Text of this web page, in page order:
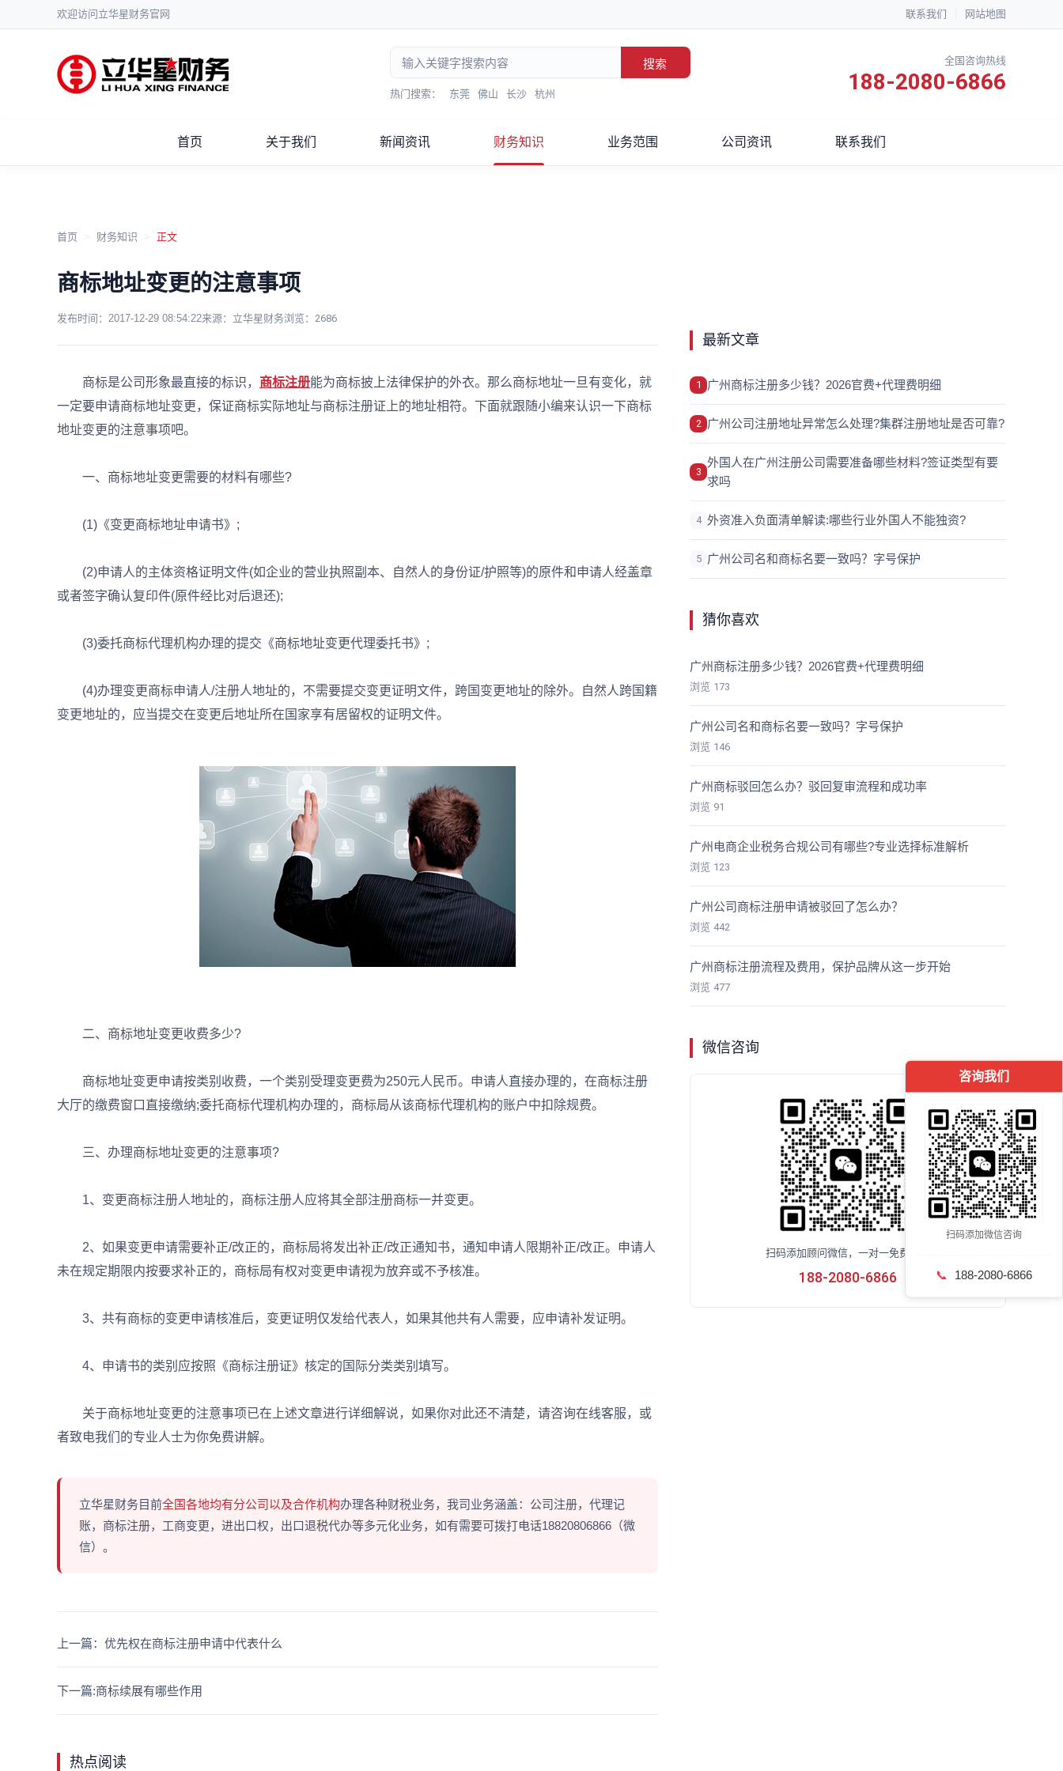
欢迎访问立华星财务官网 联系我们 网站地图
搜索
热门搜索： 东莞 佛山 长沙 杭州
全国咨询热线
188-2080-6866
首页 关于我们 新闻资讯 财务知识 业务范围 公司资讯 联系我们
首页 财务知识 正文
商标地址变更的注意事项
发布时间： 2017-12-29 08:54:22来源：立华星财务浏览： 2686
商标是公司形象最直接的标识， 商标注册能为商标披上法律保护的外衣。那么商标地址一旦有变化，就
一定要申请商标地址变更，保证商标实际地址与商标注册证上的地址相符。下面就跟随小编来认识一下商标
地址变更的注意事项吧。
一、商标地址变更需要的材料有哪些?
(1)《变更商标地址申请书》;
(2)申请人的主体资格证明文件(如企业的营业执照副本、自然人的身份证/护照等)的原件和申请人经盖章
或者签字确认复印件(原件经比对后退还);
(3)委托商标代理机构办理的提交《商标地址变更代理委托书》;
(4)办理变更商标申请人/注册人地址的，不需要提交变更证明文件，跨国变更地址的除外。自然人跨国籍
变更地址的，应当提交在变更后地址所在国家享有居留权的证明文件。
二、商标地址变更收费多少?
商标地址变更申请按类别收费，一个类别受理变更费为250元人民币。申请人直接办理的，在商标注册
大厅的缴费窗口直接缴纳;委托商标代理机构办理的，商标局从该商标代理机构的账户中扣除规费。
三、办理商标地址变更的注意事项?
1、变更商标注册人地址的，商标注册人应将其全部注册商标一并变更。
2、如果变更申请需要补正/改正的，商标局将发出补正/改正通知书，通知申请人限期补正/改正。申请人
未在规定期限内按要求补正的，商标局有权对变更申请视为放弃或不予核准。
3、共有商标的变更申请核准后，变更证明仅发给代表人，如果其他共有人需要，应申请补发证明。
4、申请书的类别应按照《商标注册证》核定的国际分类类别填写。
关于商标地址变更的注意事项已在上述文章进行详细解说，如果你对此还不清楚，请咨询在线客服，或
者致电我们的专业人士为你免费讲解。
立华星财务目前全国各地均有分公司以及合作机构办理各种财税业务，我司业务涵盖：公司注册，代理记
账，商标注册，工商变更，进出口权，出口退税代办等多元化业务，如有需要可拨打电话18820806866（微
信）。
下一篇:商标续展有哪些作用
上一篇：优先权在商标注册申请中代表什么
热点阅读
最新文章
1 广州商标注册多少钱？2026官费+代理费明细
2 广州公司注册地址异常怎么处理?集群注册地址是否可靠?
3
外国人在广州注册公司需要准备哪些材料?签证类型有要
求吗
4 外资准入负面清单解读:哪些行业外国人不能独资?
5 广州公司名和商标名要一致吗？字号保护
猜你喜欢
广州商标注册多少钱？2026官费+代理费明细
浏览 173
广州公司名和商标名要一致吗？字号保护
浏览 146
广州商标驳回怎么办？驳回复审流程和成功率
浏览 91
广州电商企业税务合规公司有哪些?专业选择标准解析
浏览 123
广州公司商标注册申请被驳回了怎么办？
浏览 442
广州商标注册流程及费用，保护品牌从这一步开始
浏览 477
微信咨询
扫码添加顾问微信，一对一免费咨询
188-2080-6866
咨询我们
扫码添加微信咨询
📞 188-2080-6866